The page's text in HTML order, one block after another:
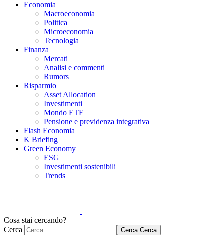
Economia
Macroeconomia
Politica
Microeconomia
Tecnologia
Finanza
Mercati
Analisi e commenti
Rumors
Risparmio
Asset Allocation
Investimenti
Mondo ETF
Pensione e previdenza integrativa
Flash Economia
K Briefing
Green Economy
ESG
Investimenti sostenibili
Trends
Cosa stai cercando?
Cerca
Cerca Cerca